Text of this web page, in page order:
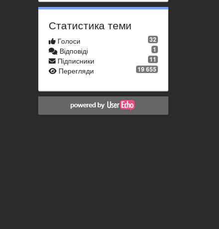
Статистика теми
32
Голоси
1
Відповіді
11
Підписники
19 655
Перегляди